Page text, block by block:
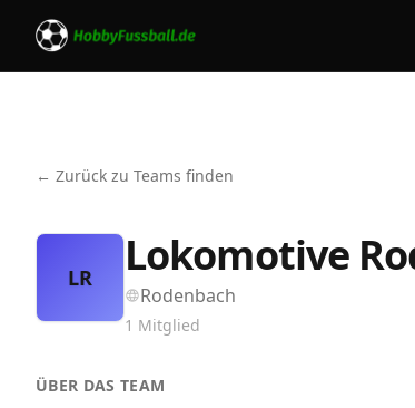
← Zurück zu Teams finden
LR Lokomotive
Rodenbach
1 Mitglied
ÜBER DAS TEAM